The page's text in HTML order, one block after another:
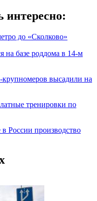
до «Сколково»
на базе роддома в 14-м
высадили на
тренировки по
России производство